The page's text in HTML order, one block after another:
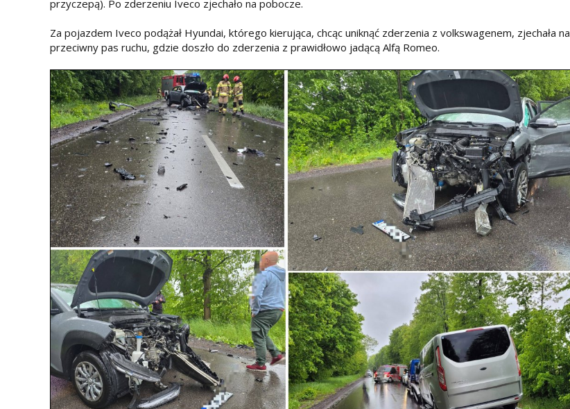
przyczepą). Po zderzeniu Iveco zjechało na pobocze.
Za pojazdem Iveco podążał Hyundai, którego kierująca, chcąc uniknąć zderzenia z volkswagenem, zjechała na
przeciwny pas ruchu, gdzie doszło do zderzenia z prawidłowo jadącą Alfą Romeo.